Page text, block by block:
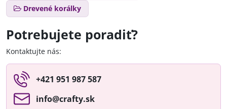
Drevené korálky
Potrebujete poradiť?
Kontaktujte nás:
+421 951 987 587
info​@crafty​.sk